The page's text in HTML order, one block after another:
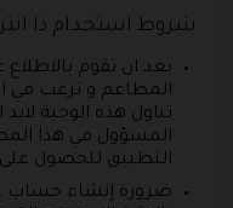
شروط استخدام ذا
بعد ان تقوم
المطاعم و ترغب في
تناول هذه الوجبة
المسؤول في هذا
التطبيق للحصول
ضرورة إنشاء حساب